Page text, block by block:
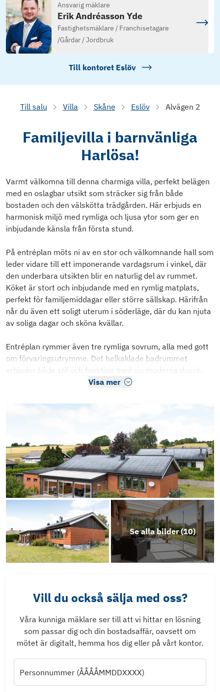
Ansvarig mäklare
Erik Andréasson Yde
Fastighetsmäklare / Franchisetagare
/Gårdar / Jordbruk
Till kontoret Eslöv
Till salu Villa Skåne Eslöv Alvägen 2
Familjevilla i barnvänliga
Harlösa!
Varmt välkomna till denna charmiga villa, perfekt belägen
med en oslagbar utsikt som sträcker sig från både
bostaden och den välskötta trädgården. Här erbjuds en
harmonisk miljö med rymliga och ljusa ytor som ger en
inbjudande känsla från första stund.
På entréplan möts ni av en stor och välkomnande hall som
leder vidare till ett imponerande vardagsrum i vinkel, där
den underbara utsikten blir en naturlig del av rummet.
Köket är stort och inbjudande med en rymlig matplats,
perfekt för familjemiddagar eller större sällskap. Härifrån
når du även ett soligt uterum i söderläge, där du kan njuta
av soliga dagar och sköna kvällar.
Entréplan rymmer även tre rymliga sovrum, alla med gott
om förvaringsutrymme. Det helkaklade badrummet
erbjuder både stil och funktion med sin moderna dusch.
Visa mer
Se alla bilder (10)
Vill du också sälja med oss?
Våra kunniga mäklare ser till att vi hittar en lösning
som passar dig och din bostadsaffär, oavsett om
mötet är digitalt, hemma hos dig eller på vårt kontor.
Personnummer (ÅÅÅÅMMDDXXXX)